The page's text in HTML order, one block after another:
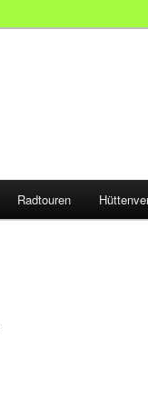
Radtouren